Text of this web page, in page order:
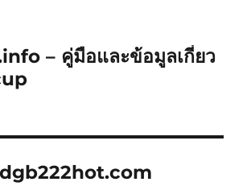
– คู่มือและข้อมูลเกี่ยว
dgb222hot.com